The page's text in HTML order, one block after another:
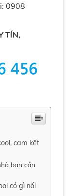
0908
TÍN,
cam kết
bạn cần
có gì nổi